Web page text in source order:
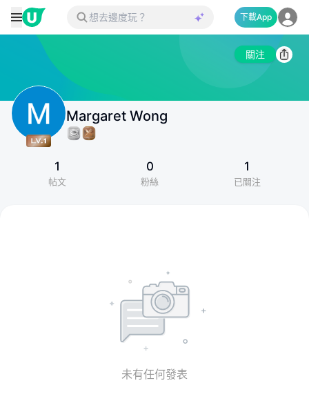
下載App
關注
Margaret Wong
1
帖文
0
粉絲
1
已關注
未有任何發表